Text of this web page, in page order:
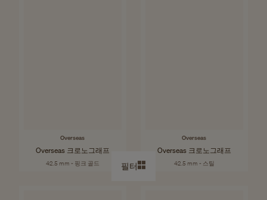
필터
Overseas
Overseas 크로노그래프
42.5 mm - 핑크 골드
Overseas
Overseas 크로노그래프
42.5 mm - 스틸